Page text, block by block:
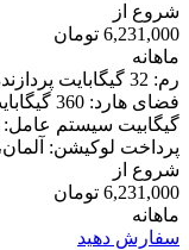
شروع از
6,231,000 تومان
ماهانه
گیگابیت سیستم عامل:
پرداخت لوکیشن: آلمان،
شروع از
6,231,000 تومان
ماهانه
سفارش دهید